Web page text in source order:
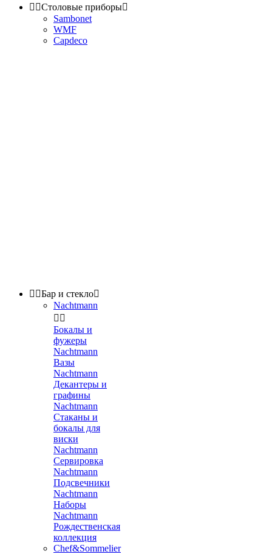
 Столовые приборы
Sambonet
WMF
Capdeco
 Бар и стекло
Nachtmann
 
Бокалы и
фужеры
Nachtmann
Вазы
Nachtmann
Декантеры и
графины
Nachtmann
Стаканы и
бокалы для
виски
Nachtmann
Сервировка
Nachtmann
Подсвечники
Nachtmann
Наборы
Nachtmann
Рождественская
коллекция
Chef&Sommelier